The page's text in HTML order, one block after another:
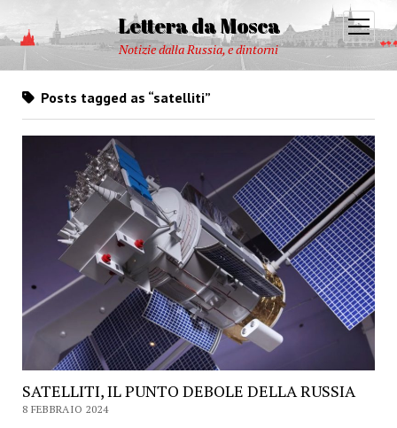
Lettera da Mosca
Notizie dalla Russia, e dintorni
open
menu
Posts tagged as “satelliti”
SATELLITI, IL PUNTO DEBOLE DELLA RUSSIA
8 FEBBRAIO 2024